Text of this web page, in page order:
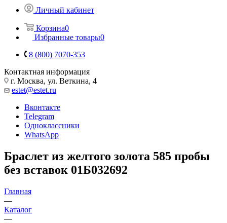
Личный кабинет
Корзина0
Избранные товары0
8 (800) 7070-353
Контактная информация
г. Москва, ул. Веткина, 4
estet@estet.ru
Вконтакте
Telegram
Одноклассники
WhatsApp
Браслет из желтого золота 585 пробы
без вставок 01Б032692
Главная
—
Каталог
—